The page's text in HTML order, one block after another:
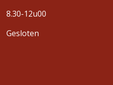
8.30-12u00
Gesloten